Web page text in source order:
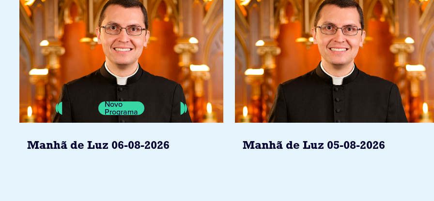
Novo
Programa
Manhã de Luz 06-08-2026 Manhã de Luz 05-08-2026